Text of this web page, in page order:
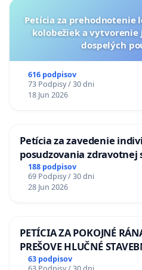
Petícia za
kolobežiek a
dospelých
616 podpisov
73 Podpisy / 30 dni
18 Jun 2026
Petícia za zavedenie
posudzovania zdravotnej
diabetom 1. a 2. typu pri
Policajného zboru SR
188 podpisov
69 Podpisy / 30 dni
28 Jun 2026
PETÍCIA ZA POKOJNÉ
PREŠOVE HLUČNÉ
LEN OD 9.00 DO 13.00
63 podpisov